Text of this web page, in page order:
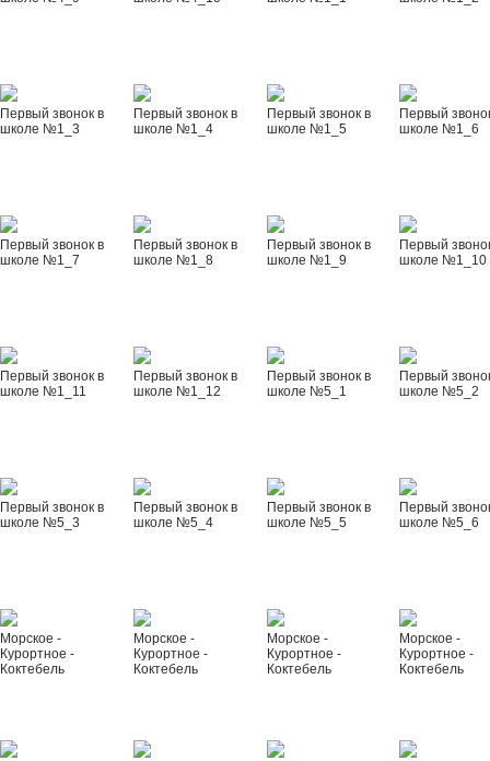
Первый звонок в
школе №1_3
Первый звонок в
школе №1_4
Первый звонок в
школе №1_5
Первый
школе №1_6
Первый звонок в
школе №1_7
Первый звонок в
школе №1_8
Первый звонок в
школе №1_9
Первый
школе №1_10
Первый звонок в
школе №1_11
Первый звонок в
школе №1_12
Первый звонок в
школе №5_1
Первый
школе №5_2
Первый звонок в
школе №5_3
Первый звонок в
школе №5_4
Первый звонок в
школе №5_5
Первый
школе №5_6
Морское -
Курортное -
Коктебель
Морское -
Курортное -
Коктебель
Морское -
Курортное -
Коктебель
Морское -
Курортное -
Коктебель